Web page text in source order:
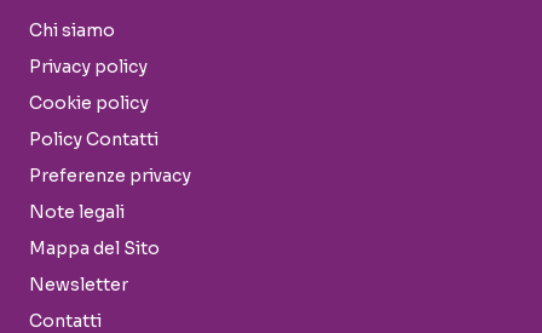
Chi siamo
Privacy policy
Cookie policy
Policy Contatti
Preferenze privacy
Note legali
Mappa del Sito
Newsletter
Contatti